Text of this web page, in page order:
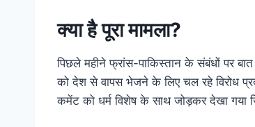
क्या है पूरा मामला?
पिछले महीने फ्रांस-पाकिस्तान के संबंधों पर
को देश से वापस भेजने के लिए चल रहे विरोध
कमेंट को धर्म विशेष के साथ जोड़कर देखा गया